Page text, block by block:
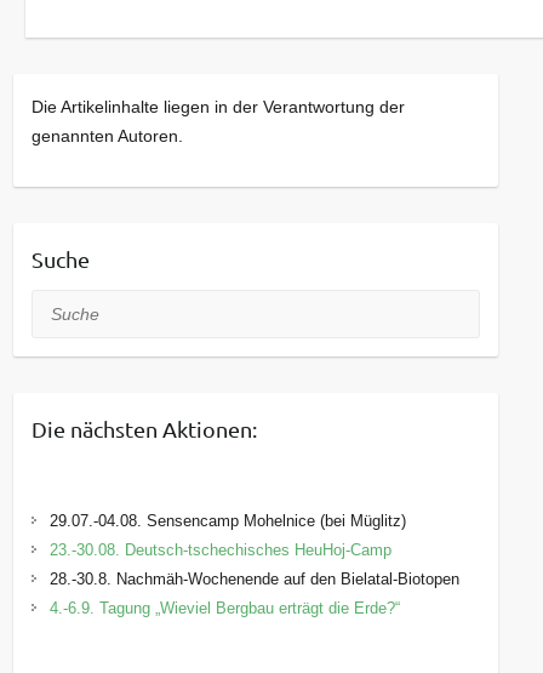
Die Artikelinhalte liegen in der Verantwortung der
genannten Autoren.
Suche
Suche
Die nächsten Aktionen:
29.07.-04.08. Sensencamp Mohelnice (bei Müglitz)
23.-30.08. Deutsch-tschechisches HeuHoj-Camp
28.-30.8. Nachmäh-Wochenende auf den Bielatal-Biotopen
4.-6.9. Tagung „Wieviel Bergbau erträgt die Erde?“